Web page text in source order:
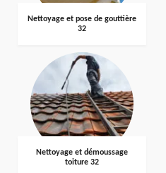
Nettoyage et pose de gouttière
32
Nettoyage et démoussage
toiture 32